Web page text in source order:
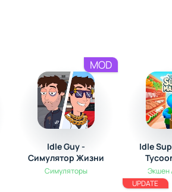
особое внимание уделяется
вместе с вами и
система
позволит вам
исследовании и планировании
повышая комфорт игрового
Idle Guy -
Симулятор Жизни
Симуляторы
MOD
Idle
Экшен
UPDATE